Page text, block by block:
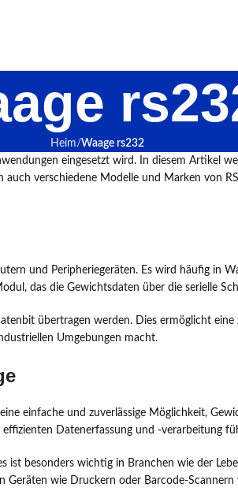
Heim Waage rs232
eingesetzt wird. In diesem Artikel
verschiedene Modelle und Marken von
und Peripheriegeräten. Es wird häufig in
das die Gewichtsdaten über die serielle
übertragen werden. Dies ermöglicht
Umgebungen macht.
einfache und zuverlässige Möglichkeit,
Datenerfassung und -verarbeitung
ist besonders wichtig in Branchen wie der
wie Druckern oder Barcode-